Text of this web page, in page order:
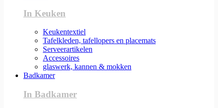
In Keuken
Keukentextiel
Tafelkleden, tafellopers en placemats
Serveerartikelen
Accessoires
glaswerk, kannen & mokken
Badkamer
In Badkamer